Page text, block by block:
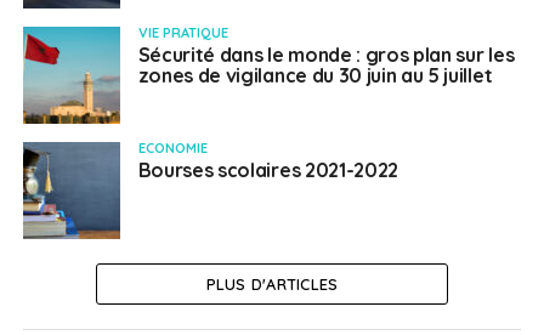
VIE PRATIQUE
Sécurité dans le monde : gros plan sur les
zones de vigilance du 30 juin au 5 juillet
ECONOMIE
Bourses scolaires 2021-2022
PLUS D'ARTICLES